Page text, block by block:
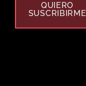
QUIERO
SUSCRIBIRME